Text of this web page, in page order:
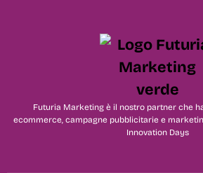
Futuria Marketing è il nostro partner che
ecommerce, campagne pubblicitarie e
Innovation Days